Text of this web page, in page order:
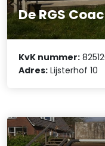
De RGS
KvK nummer:
Adres: Lijsterhof 10